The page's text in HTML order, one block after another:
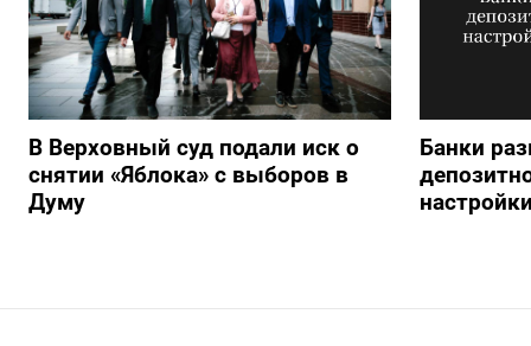
В Верховный суд подали иск о
снятии «Яблока» с выборов в
Думу
Банки